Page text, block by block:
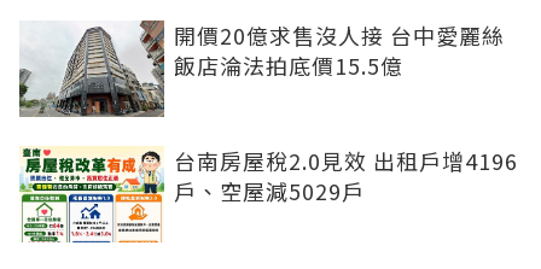
開價20億求售沒人接 台中愛麗絲
飯店淪法拍底價15.5億
台南房屋稅2.0見效 出租戶增4196
戶、空屋減5029戶